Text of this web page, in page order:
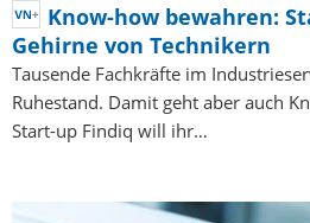
Know-how bewahren:
Gehirne von Technikern
Tausende Fachkräfte im
Ruhestand. Damit geht aber auch
Start-up Findiq will ihr…